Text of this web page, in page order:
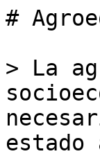
#
> La
estado